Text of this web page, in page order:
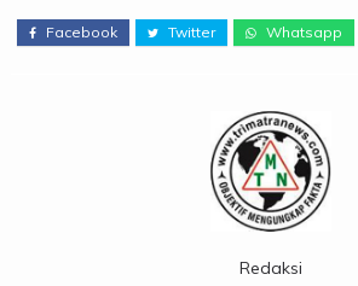
Facebook Twitter Whatsapp
Redaksi